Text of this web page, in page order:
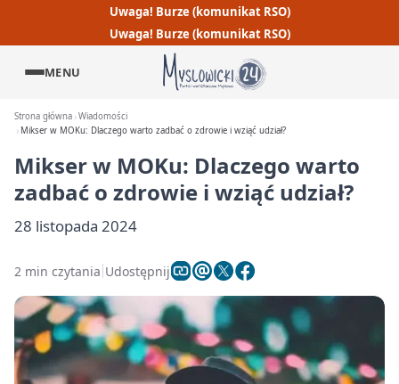
Uwaga! Burze (komunikat RSO)
Uwaga! Burze (komunikat RSO)
MENU
Strona główna Wiadomości
Mikser w MOKu: Dlaczego warto zadbać o zdrowie i wziąć udział?
Mikser w MOKu: Dlaczego warto
zadbać o zdrowie i wziąć udział?
28 listopada 2024
2 min czytania Udostępnij